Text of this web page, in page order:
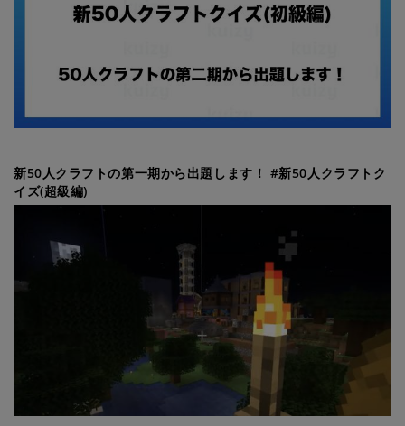
新50人クラフトの第一期から出題します！ #新50人クラフトク
イズ(超級編)